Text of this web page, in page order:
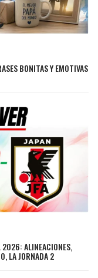
BONITAS Y EMOTIVAS
2026: ALINEACIONES,
LA JORNADA 2